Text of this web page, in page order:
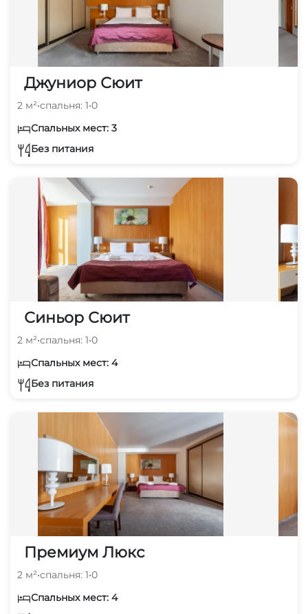
Джуниор Сюит
2 м²•спальня: 1•0
Спальных мест: 3
Без питания
Синьор Сюит
2 м²•спальня: 1•0
Спальных мест: 4
Без питания
Премиум Люкс
2 м²•спальня: 1•0
Спальных мест: 4